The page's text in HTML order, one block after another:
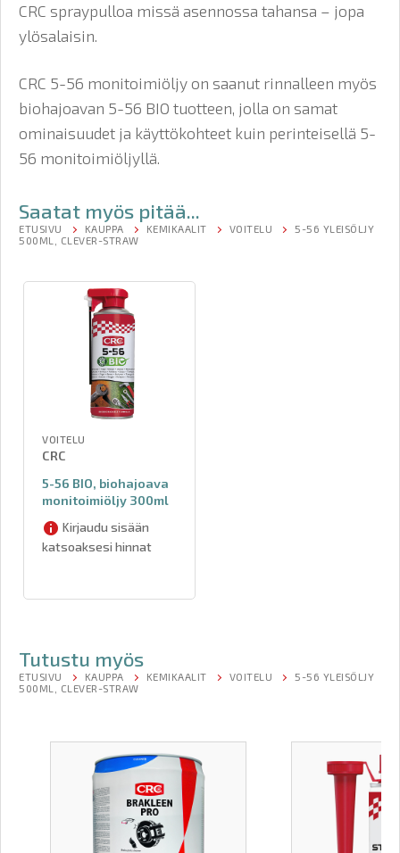
CRC spraypulloa missä asennossa tahansa – jopa
ylösalaisin.
CRC 5-56 monitoimiöljy on saanut rinnalleen myös
biohajoavan 5-56 BIO tuotteen, jolla on samat
ominaisuudet ja käyttökohteet kuin perinteisellä 5-
56 monitoimiöljyllä.
Saatat myös pitää...
ETUSIVU KAUPPA KEMIKAALIT VOITELU
5-56 YLEISÖLJY
500ML, CLEVER-STRAW
VOITELU
CRC
5-56 BIO, biohajoava
monitoimiöljy 300ml
Kirjaudu sisään
katsoaksesi hinnat
Tutustu myös
ETUSIVU KAUPPA KEMIKAALIT VOITELU
5-56 YLEISÖLJY
500ML, CLEVER-STRAW